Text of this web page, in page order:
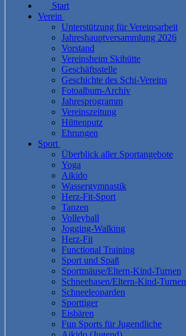
Start
Verein
Unterstützung für Vereinsarbeit
Jahreshauptversammlung 2026
Vorstand
Vereinsheim Skihütte
Geschäftsstelle
Geschichte des Schi-Vereins
Fotoalbum-Archiv
Jahresprogramm
Vereinszeitung
Hüttenputz
Ehrungen
Sport
Überblick aller Sportangebote
Yoga
Aikido
Wassergymnastik
Herz-Fit-Sport
Tanzen
Volleyball
Jogging-Walking
Herz-Fit
Functional Training
Sport und Spaß
Sportmäuse/Eltern-Kind-Turnen
Schneehasen/Eltern-Kind-Turnen
Schneeleoparden
Sporttiger
Eisbären
Fun Sports für Jugendliche